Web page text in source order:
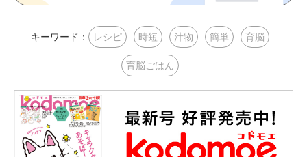
キーワード： レシピ 時短 汁物 簡単 育脳
育脳ごはん